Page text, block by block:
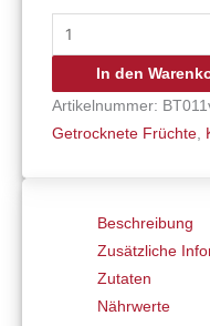
In den
Artikelnummer:
Getrocknete Früchte,
Beschreibung
Zusätzliche
Zutaten
Nährwerte